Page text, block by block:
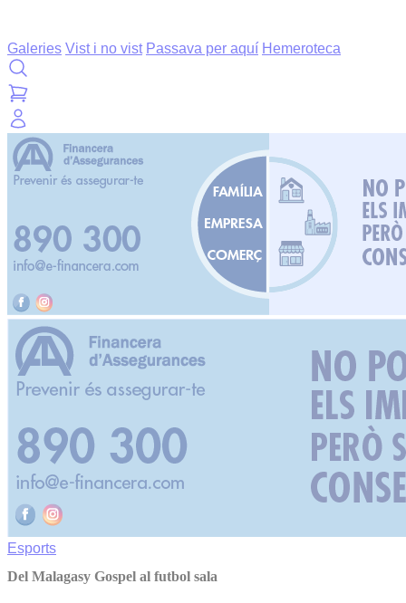
Galeries Vist i no vist Passava per aquí Hemeroteca
Esports
Del Malagasy Gospel al futbol sala